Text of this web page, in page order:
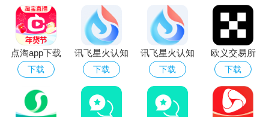
的资源非常丰富，它可以直接下载谷歌商店中的应用程序作为
apk文件，非常便捷，速度也够，欢迎下载体验！
点淘app下载
安装2026最新
下载
讯飞星火认知
大模型app官
方手机版
下载
讯飞星火认知
大模型app下
载2026手机版
下载
欧义交易所
app下载2026
最新版本
下载